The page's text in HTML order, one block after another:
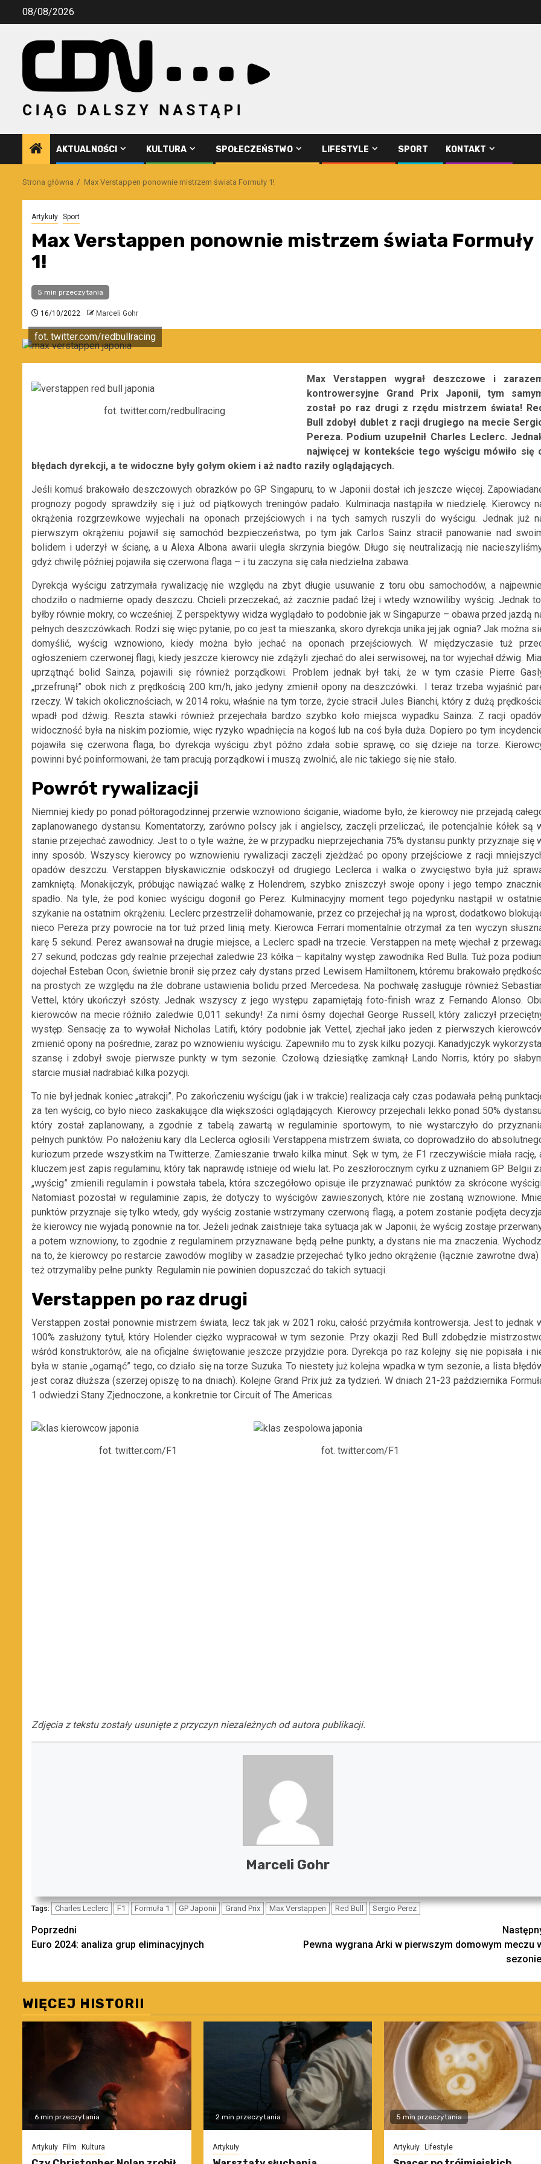
Przejdź08/08/2026
AKTUALNOŚCI KULTURA SPOŁECZEŃSTWO LIFESTYLE SPORT KONTAKT
Strona główna Max Verstappen ponownie mistrzem świata Formuły 1!
Artykuły Sport
Max Verstappen ponownie mistrzem świata Formuły
1!
5 min przeczytania
16/10/2022 Marceli Gohr
fot. twitter.com/redbullracing
fot. twitter.com/redbullracing
Max Verstappen wygrał deszczowe i
kontrowersyjne Grand Prix Japonii, tym
został po raz drugi z rzędu mistrzem świata!
Bull zdobył dublet z racji drugiego na mecie
Pereza. Podium uzupełnił Charles Leclerc.
najwięcej w kontekście tego wyścigu mówiło się
błędach dyrekcji, a te widoczne były gołym okiem i aż nadto raziły oglądających.
Jeśli komuś brakowało deszczowych obrazków po GP Singapuru, to w Japonii dostał ich jeszcze więcej.
prognozy pogody sprawdziły się i już od piątkowych treningów padało. Kulminacja nastąpiła w niedzielę. Kierowcy
okrążenia rozgrzewkowe wyjechali na oponach przejściowych i na tych samych ruszyli do wyścigu. Jednak już
pierwszym okrążeniu pojawił się samochód bezpieczeństwa, po tym jak Carlos Sainz stracił panowanie nad
bolidem i uderzył w ścianę, a u Alexa Albona awarii uległa skrzynia biegów. Długo się neutralizacją nie
gdyż chwilę później pojawiła się czerwona flaga – i tu zaczyna się cała niedzielna zabawa.
Dyrekcja wyścigu zatrzymała rywalizację nie względu na zbyt długie usuwanie z toru obu samochodów, a
chodziło o nadmierne opady deszczu. Chcieli przeczekać, aż zacznie padać lżej i wtedy wznowiliby wyścig. Jednak
byłby równie mokry, co wcześniej. Z perspektywy widza wyglądało to podobnie jak w Singapurze – obawa przed jazdą
pełnych deszczówkach. Rodzi się więc pytanie, po co jest ta mieszanka, skoro dyrekcja unika jej jak ognia? Jak można
domyślić, wyścig wznowiono, kiedy można było jechać na oponach przejściowych. W międzyczasie tuż
ogłoszeniem czerwonej flagi, kiedy jeszcze kierowcy nie zdążyli zjechać do alei serwisowej, na tor wyjechał dźwig.
uprzątnąć bolid Sainza, pojawili się również porządkowi. Problem jednak był taki, że w tym czasie Pierre
„przefrunął” obok nich z prędkością 200 km/h, jako jedyny zmienił opony na deszczówki. I teraz trzeba wyjaśnić
rzeczy. W takich okolicznościach, w 2014 roku, właśnie na tym torze, życie stracił Jules Bianchi, który z dużą
wpadł pod dźwig. Reszta stawki również przejechała bardzo szybko koło miejsca wypadku Sainza. Z racji
widoczność była na niskim poziomie, więc ryzyko wpadnięcia na kogoś lub na coś była duża. Dopiero po tym
pojawiła się czerwona flaga, bo dyrekcja wyścigu zbyt późno zdała sobie sprawę, co się dzieje na torze.
powinni być poinformowani, że tam pracują porządkowi i muszą zwolnić, ale nic takiego się nie stało.
Powrót rywalizacji
Niemniej kiedy po ponad półtoragodzinnej przerwie wznowiono ściganie, wiadome było, że kierowcy nie przejadą
zaplanowanego dystansu. Komentatorzy, zarówno polscy jak i angielscy, zaczęli przeliczać, ile potencjalnie kółek są
stanie przejechać zawodnicy. Jest to o tyle ważne, że w przypadku nieprzejechania 75% dystansu punkty przyznaje się
inny sposób. Wszyscy kierowcy po wznowieniu rywalizacji zaczęli zjeżdżać po opony przejściowe z racji
opadów deszczu. Verstappen błyskawicznie odskoczył od drugiego Leclerca i walka o zwycięstwo była już
zamkniętą. Monakijczyk, próbując nawiązać walkę z Holendrem, szybko zniszczył swoje opony i jego tempo
spadło. Na tyle, że pod koniec wyścigu dogonił go Perez. Kulminacyjny moment tego pojedynku nastąpił w
szykanie na ostatnim okrążeniu. Leclerc przestrzelił dohamowanie, przez co przejechał ją na wprost, dodatkowo
nieco Pereza przy powrocie na tor tuż przed linią mety. Kierowca Ferrari momentalnie otrzymał za ten wyczyn
karę 5 sekund. Perez awansował na drugie miejsce, a Leclerc spadł na trzecie. Verstappen na metę wjechał z
27 sekund, podczas gdy realnie przejechał zaledwie 23 kółka – kapitalny występ zawodnika Red Bulla. Tuż poza
dojechał Esteban Ocon, świetnie bronił się przez cały dystans przed Lewisem Hamiltonem, któremu brakowało
na prostych ze względu na źle dobrane ustawienia bolidu przed Mercedesa. Na pochwałę zasługuje również
Vettel, który ukończył szósty. Jednak wszyscy z jego występu zapamiętają foto-finish wraz z Fernando Alonso.
kierowców na mecie różniło zaledwie 0,011 sekundy! Za nimi ósmy dojechał George Russell, który zaliczył
występ. Sensację za to wywołał Nicholas Latifi, który podobnie jak Vettel, zjechał jako jeden z pierwszych
zmienić opony na pośrednie, zaraz po wznowieniu wyścigu. Zapewniło mu to zysk kilku pozycji. Kanadyjczyk
szansę i zdobył swoje pierwsze punkty w tym sezonie. Czołową dziesiątkę zamknął Lando Norris, który po
starcie musiał nadrabiać kilka pozycji.
To nie był jednak koniec „atrakcji”. Po zakończeniu wyścigu (jak i w trakcie) realizacja cały czas podawała pełną
za ten wyścig, co było nieco zaskakujące dla większości oglądających. Kierowcy przejechali lekko ponad 50%
który został zaplanowany, a zgodnie z tabelą zawartą w regulaminie sportowym, to nie wystarczyło do
pełnych punktów. Po nałożeniu kary dla Leclerca ogłosili Verstappena mistrzem świata, co doprowadziło do
kuriozum przede wszystkim na Twitterze. Zamieszanie trwało kilka minut. Sęk w tym, że F1 rzeczywiście miała rację,
kluczem jest zapis regulaminu, który tak naprawdę istnieje od wielu lat. Po zeszłorocznym cyrku z uznaniem GP Belgii
„wyścig” zmienili regulamin i powstała tabela, która szczegółowo opisuje ile przyznawać punktów za skrócone
Natomiast pozostał w regulaminie zapis, że dotyczy to wyścigów zawieszonych, które nie zostaną wznowione.
punktów przyznaje się tylko wtedy, gdy wyścig zostanie wstrzymany czerwoną flagą, a potem zostanie podjęta
że kierowcy nie wyjadą ponownie na tor. Jeżeli jednak zaistnieje taka sytuacja jak w Japonii, że wyścig zostaje
a potem wznowiony, to zgodnie z regulaminem przyznawane będą pełne punkty, a dystans nie ma znaczenia.
na to, że kierowcy po restarcie zawodów mogliby w zasadzie przejechać tylko jedno okrążenie (łącznie zawrotne dwa)
też otrzymaliby pełne punkty. Regulamin nie powinien dopuszczać do takich sytuacji.
Verstappen po raz drugi
Verstappen został ponownie mistrzem świata, lecz tak jak w 2021 roku, całość przyćmiła kontrowersja. Jest to jednak
100% zasłużony tytuł, który Holender ciężko wypracował w tym sezonie. Przy okazji Red Bull zdobędzie
wśród konstruktorów, ale na oficjalne świętowanie jeszcze przyjdzie pora. Dyrekcja po raz kolejny się nie popisała i
była w stanie „ogarnąć” tego, co działo się na torze Suzuka. To niestety już kolejna wpadka w tym sezonie, a lista
jest coraz dłuższa (szerzej opiszę to na dniach). Kolejne Grand Prix już za tydzień. W dniach 21-23 października
1 odwiedzi Stany Zjednoczone, a konkretnie tor Circuit of The Americas.
fot. twitter.com/F1 fot. twitter.com/F1
Zdjęcia z tekstu zostały usunięte z przyczyn niezależnych od autora publikacji.
Marceli Gohr
Tags: Charles Leclerc F1 Formuła 1 GP Japonii Grand Prix Max Verstappen Red Bull Sergio Perez
Zobacz
wpisy
Poprzedni
Euro 2024: analiza grup eliminacyjnych
Pewna wygrana Arki w pierwszym domowym meczu
WIĘCEJ HISTORII
6 min przeczytania
Artykuły Film Kultura
2 min przeczytania
Artykuły
5 min przeczytania
Artykuły Lifestyle